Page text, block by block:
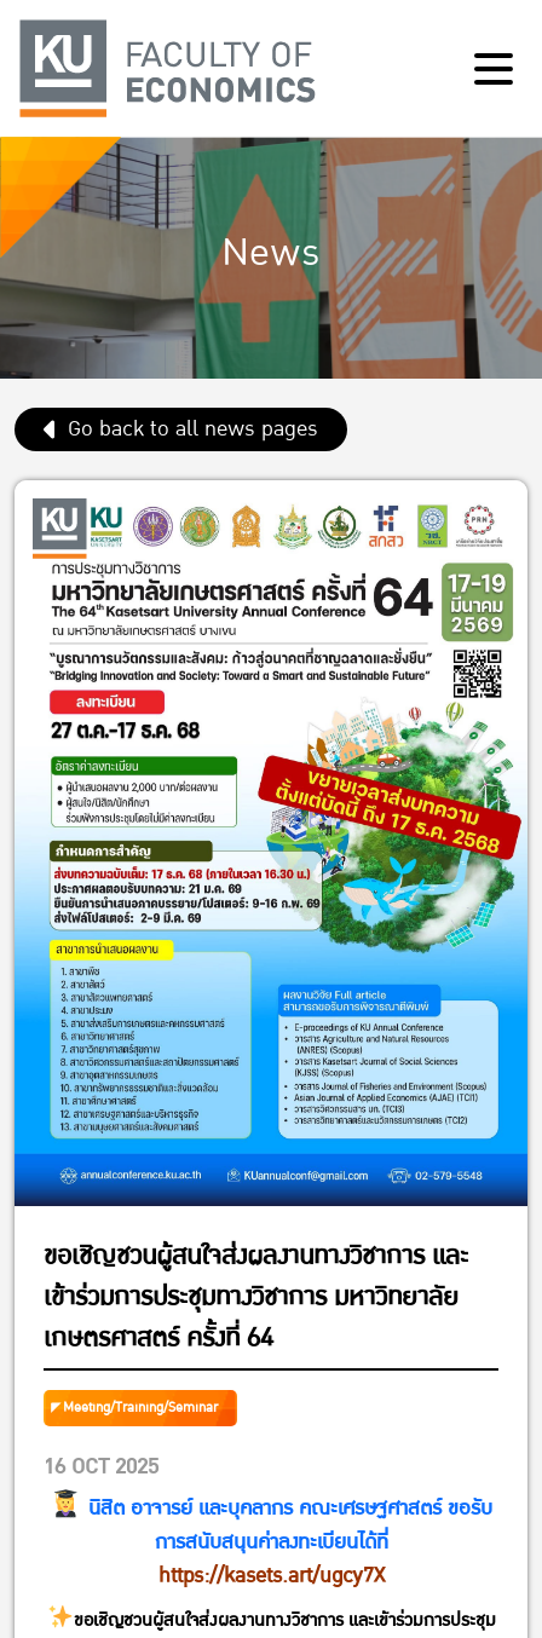
News
Go back to all news pages
ขอเชิญชวนผู้สนใจส่งผลงานทางวิชาการ และ
เข้าร่วมการประชุมทางวิชาการ มหาวิทยาลัย
เกษตรศาสตร์ ครั้งที่ 64
Meeting/Training/Seminar
16 OCT 2025
นิสิต อาจารย์ และบุคลากร คณะเศรษฐศาสตร์ ขอรับ
การสนับสนุนค่าลงทะเบียนได้ที่
https://kasets.art/ugcy7X
ขอเชิญชวนผู้สนใจส่งผลงานทางวิชาการ และเข้าร่วมการประชุม